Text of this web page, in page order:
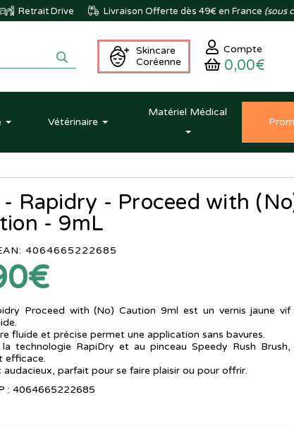
Retrait Drive Livraison Offerte dès 49€ en France (sous
Skincare
Coréenne
Compte
0,00€
Vétérinaire
Matériel Médical
- Rapidry - Proceed with
- 9mL
4064665222685
Proceed with (No) Caution 9ml est un vernis jaune vif
fluide et précise permet une application sans bavures.
la technologie RapiDry et au pinceau Speedy Rush
efficace.
audacieux, parfait pour se faire plaisir ou pour offrir.
: 4064665222685